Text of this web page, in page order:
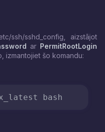
ssh/sshd_config, aizstājot
ar PermitRootLogin
izmantojiet šo komandu:
bash